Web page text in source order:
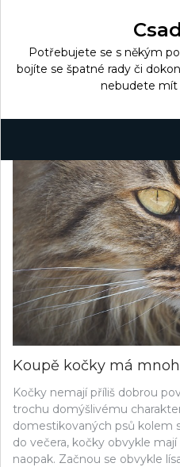
Potřebujete se s někým
bojíte se špatné rady či
nebudete mít
Koupě kočky má
Kočky nemají příliš dobrou
trochu domýšlivému
domestikovaných psů kolem
do večera, kočky obvykle
naopak. Začnou se obvykle